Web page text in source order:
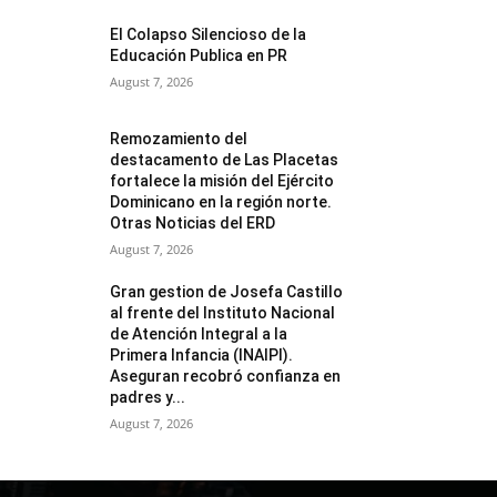
El Colapso Silencioso de la
Educación Publica en PR
August 7, 2026
Remozamiento del
destacamento de Las Placetas
fortalece la misión del Ejército
Dominicano en la región norte.
Otras Noticias del ERD
August 7, 2026
Gran gestion de Josefa Castillo
al frente del Instituto Nacional
de Atención Integral a la
Primera Infancia (INAIPI).
Aseguran recobró confianza en
padres y...
August 7, 2026